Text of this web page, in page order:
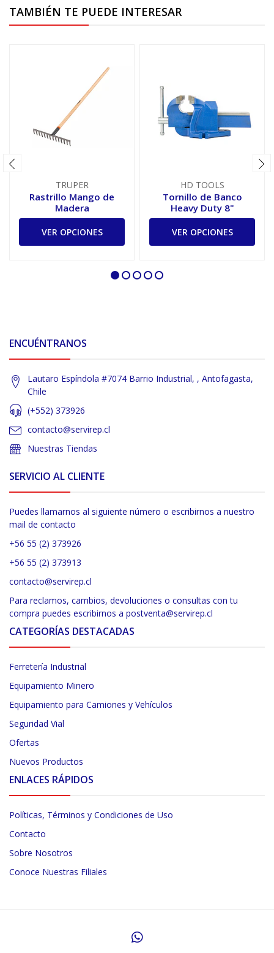
TAMBIÉN TE PUEDE INTERESAR
TRUPER
Rastrillo Mango de
Madera
VER OPCIONES
HD TOOLS
Tornillo de Banco
Heavy Duty 8"
VER OPCIONES
ENCUÉNTRANOS
Lautaro Espíndola #7074 Barrio Industrial, , Antofagasta,
Chile
(+552) 373926
contacto@servirep.cl
Nuestras Tiendas
SERVICIO AL CLIENTE
Puedes llamarnos al siguiente número o escribirnos a nuestro
mail de contacto
+56 55 (2) 373926
+56 55 (2) 373913
contacto@servirep.cl
Para reclamos, cambios, devoluciones o consultas con tu
compra puedes escribirnos a postventa@servirep.cl
CATEGORÍAS DESTACADAS
Ferretería Industrial
Equipamiento Minero
Equipamiento para Camiones y Vehículos
Seguridad Vial
Ofertas
Nuevos Productos
ENLACES RÁPIDOS
Políticas, Términos y Condiciones de Uso
Contacto
Sobre Nosotros
Conoce Nuestras Filiales